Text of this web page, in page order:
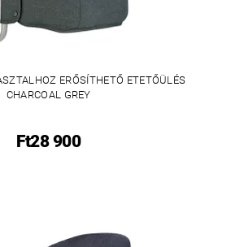
ERŐSÍTHETŐ ETETŐÜLÉS
CHARCOAL GREY
Ft28 900